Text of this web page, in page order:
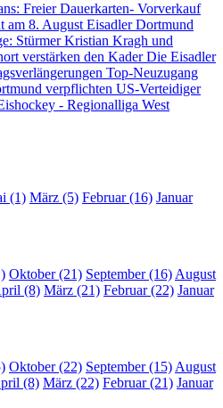
Freier Dauerkarten- Vorverkauf
am 8. AugustEisadler Dortmund
Stürmer Kristian Kragh und
verstärken den KaderDie Eisadler
Top-Neuzugang
verpflichten US-Verteidiger
- Regionalliga West
(1) März (5) Februar (16) Januar
Oktober (21) September (16)August
(8) März (21) Februar (22) Januar
Oktober (22) September (15)August
(8) März (22) Februar (21) Januar